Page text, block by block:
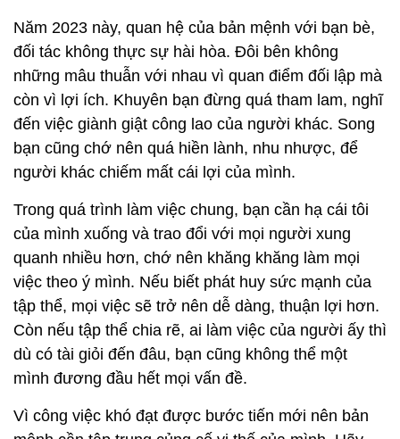
Năm 2023 này, quan hệ của bản mệnh với bạn bè,
đối tác không thực sự hài hòa. Đôi bên không
những mâu thuẫn với nhau vì quan điểm đối lập mà
còn vì lợi ích. Khuyên bạn đừng quá tham lam, nghĩ
đến việc giành giật công lao của người khác. Song
bạn cũng chớ nên quá hiền lành, nhu nhược, để
người khác chiếm mất cái lợi của mình.
Trong quá trình làm việc chung, bạn cần hạ cái tôi
của mình xuống và trao đổi với mọi người xung
quanh nhiều hơn, chớ nên khăng khăng làm mọi
việc theo ý mình. Nếu biết phát huy sức mạnh của
tập thể, mọi việc sẽ trở nên dễ dàng, thuận lợi hơn.
Còn nếu tập thể chia rẽ, ai làm việc của người ấy thì
dù có tài giỏi đến đâu, bạn cũng không thể một
mình đương đầu hết mọi vấn đề.
Vì công việc khó đạt được bước tiến mới nên bản